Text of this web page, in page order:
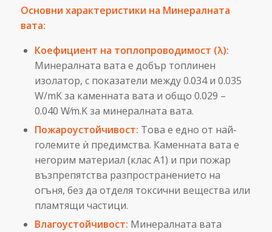
Основни характеристики на Минералната
вата:
Коефициент на топлопроводимост (λ):
Минералната вата е добър топлинен
изолатор, с показатели между 0.034 и 0.035
W/mK за каменната вата и общо 0.029 –
0.040 W⁄m.K за минералната вата.
Пожароустойчивост: Това е едно от най-
големите ѝ предимства. Каменната вата е
негорим материал (клас А1) и при пожар
възпрепятства разпространението на
огъня, без да отделя токсични вещества или
пламтящи частици.
Влагоустойчивост: Минералната вата